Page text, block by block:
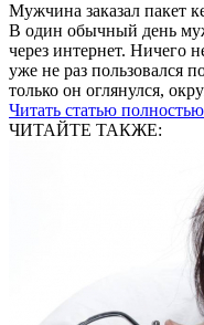
Мужчина заказал пакет
В один обычный день
через интернет. Ничего
уже не раз пользовался
только он оглянулся,
Читать статью полностью
ЧИТАЙТЕ ТАКЖЕ: